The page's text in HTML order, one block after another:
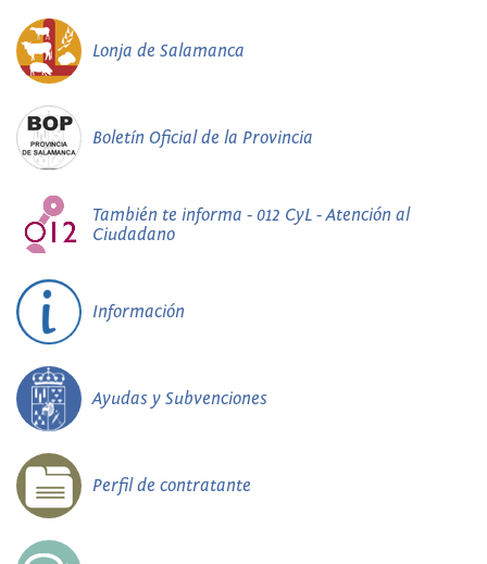
Lonja de Salamanca
Boletín Oficial de la Provincia
También te informa - 012 CyL - Atención al
Ciudadano
Información
Ayudas y Subvenciones
Perfil de contratante